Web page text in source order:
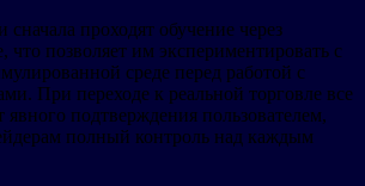
сначала проходят обучение через
что позволяет им экспериментировать с
среде перед работой с
При переходе к реальной торговле все
явного подтверждения пользователем,
полный контроль над каждым